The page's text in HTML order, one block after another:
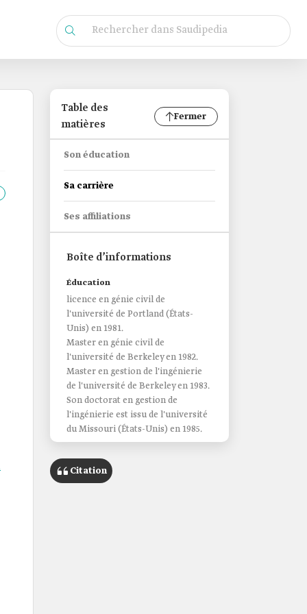
Table des
matières
Fermer
Son éducation
Sa carrière
Ses affiliations
Boîte d’informations
Éducation
licence en génie civil de
l'université de Portland (États-
Unis) en 1981.
Master en génie civil de
l'université de Berkeley en 1982.
Master en gestion de l'ingénierie
de l'université de Berkeley en 1983.
Son doctorat en gestion de
l'ingénierie est issu de l'université
du Missouri (États-Unis) en 1985.
Citation